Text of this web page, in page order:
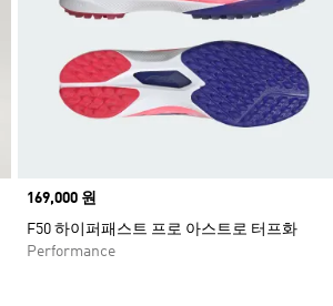
Price
169,000 원
F50 하이퍼패스트 프로 아스트로 터프화
Performance